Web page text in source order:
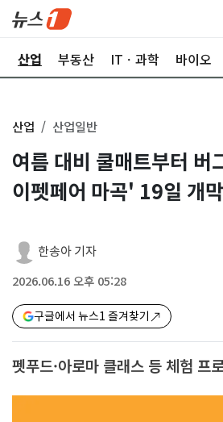
산업 부동산 ITㆍ과학 바이오
산업 산업일반
여름 대비 쿨매트부터
이펫페어 마곡' 19일 개막
한송아 기자
2026.06.16 오후 05:28
구글에서 뉴스1 즐겨찾기
펫푸드·아로마 클래스 등 체험 프